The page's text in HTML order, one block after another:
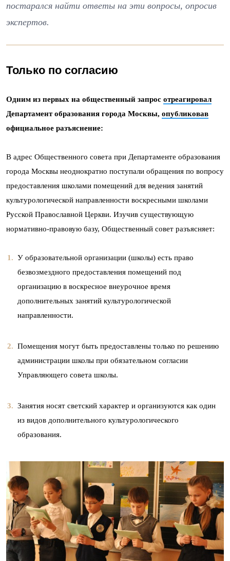
постарался найти ответы на эти вопросы, опросив
экспертов.
Только по согласию
Одним из первых на общественный запрос отреагировал
Департамент образования города Москвы, опубликовав
официальное разъяснение:
В адрес Общественного совета при Департаменте образования
города Москвы неоднократно поступали обращения по вопросу
предоставления школами помещений для ведения занятий
культурологической направленности воскресными школами
Русской Православной Церкви. Изучив существующую
нормативно-правовую базу, Общественный совет разъясняет:
У образовательной организации (школы) есть право
безвозмездного предоставления помещений под
организацию в воскресное внеурочное время
дополнительных занятий культурологической
направленности.
Помещения могут быть предоставлены только по решению
администрации школы при обязательном согласии
Управляющего совета школы.
Занятия носят светский характер и организуются как один
из видов дополнительного культурологического
образования.